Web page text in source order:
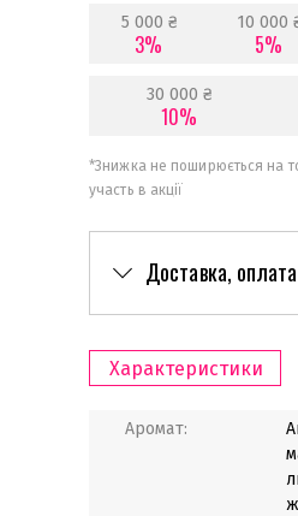
5 000 ₴
3%
10 000
5%
30 000 ₴
10%
*Знижка не поширюється на
участь в акції
Доставка, оплата
Характеристики
Аромат: